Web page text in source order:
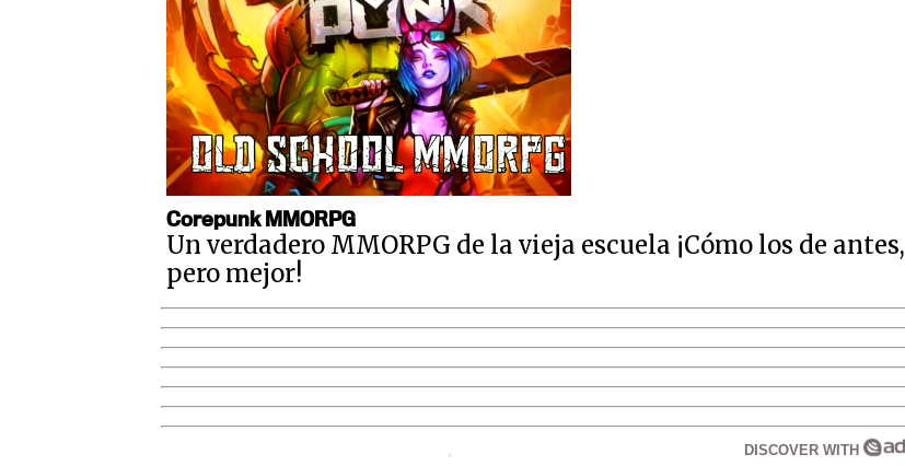
Corepunk MMORPG
Un verdadero MMORPG de la vieja escuela ¡Cómo los de antes,
pero mejor!
DISCOVER WITH